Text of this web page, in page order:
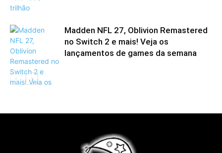
Madden NFL 27, Oblivion Remastered
no Switch 2 e mais! Veja os
lançamentos de games da semana